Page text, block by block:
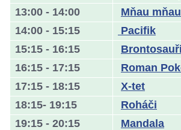
13:00 - 14:00
Mňau
14:00 - 15:15
Pacifik
15:15 - 16:15
16:15 - 17:15
Roman
17:15 - 18:15
X-tet
18:15- 19:15
Roháči
19:15 - 20:15
Mandala